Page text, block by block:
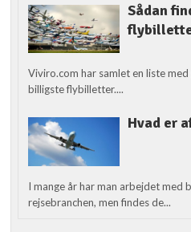
Sådan
Viviro.com har samlet en liste
billigste flybilletter....
Hvad er
I mange år har man arbejdet med
rejsebranchen, men findes de...